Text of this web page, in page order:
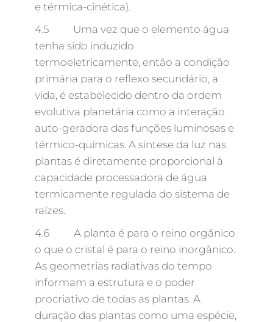
e térmica-cinética).
4.5 Uma vez que o elemento água
tenha sido induzido
termoeletricamente, então a condição
primária para o reflexo secundário, a
vida, é estabelecido dentro da ordem
evolutiva planetária como a interação
auto-geradora das funções luminosas e
térmico-químicas. A síntese da luz nas
plantas é diretamente proporcional à
capacidade processadora de água
termicamente regulada do sistema de
raízes.
4.6 A planta é para o reino orgânico
o que o cristal é para o reino inorgânico.
As geometrias radiativas do tempo
informam a estrutura e o poder
procriativo de todas as plantas. A
duração das plantas como uma espécie,